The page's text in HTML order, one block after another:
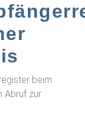
beim
Abruf zur